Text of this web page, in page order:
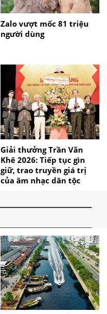
Zalo vượt mốc 81 triệu
người dùng
Giải thưởng Trần Văn
Khê 2026: Tiếp tục gìn
giữ, trao truyền giá trị
của âm nhạc dân tộc